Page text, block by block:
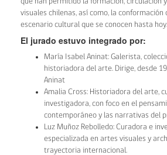
visuales chilenas, así como, la conformación
escenario cultural que se conocen hasta hoy.
El jurado estuvo integrado por:
María Isabel Aninat: Galerista,
historiadora del arte. Dirige, desde
Aninat
Amalia Cross: Historiadora del arte,
investigadora, con foco en el
contemporáneo y las narrativas del
Luz Muñoz Rebolledo: Curadora e
especializada en artes visuales y
trayectoria internacional.